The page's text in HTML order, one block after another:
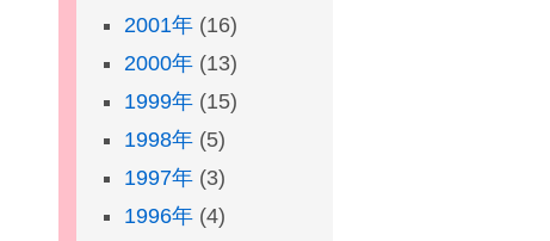
2001年 (16)
2000年 (13)
1999年 (15)
1998年 (5)
1997年 (3)
1996年 (4)